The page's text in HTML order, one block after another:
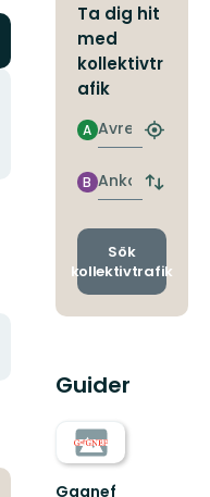
Ta dig hit
med
kollektivtr
afik
Avresa
A
Hitta
Ankomst
B
Byt
och
Sök
kollektivtrafik
Guider
Gagnef